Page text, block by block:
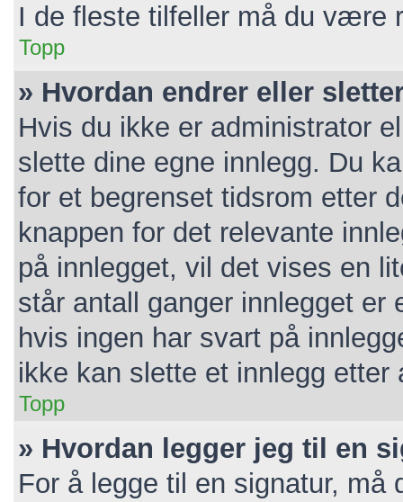
I de fleste tilfeller må du være
Topp
» Hvordan endrer eller
Hvis du ikke er administrator
slette dine egne innlegg. Du
for et begrenset tidsrom etter
knappen for det relevante
på innlegget, vil det vises en
står antall ganger innlegget er
hvis ingen har svart på
ikke kan slette et innlegg etter
Topp
» Hvordan legger jeg til en
For å legge til en signatur,